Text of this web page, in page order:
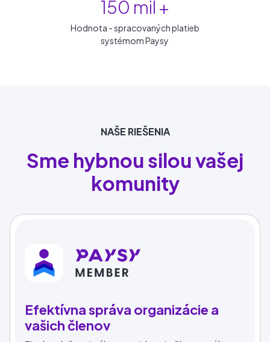
150 mil +
Hodnota - spracovaných platieb
systémom Paysy
NAŠE RIEŠENIA
Sme hybnou silou vašej
komunity
Efektívna správa organizácie a
vašich členov